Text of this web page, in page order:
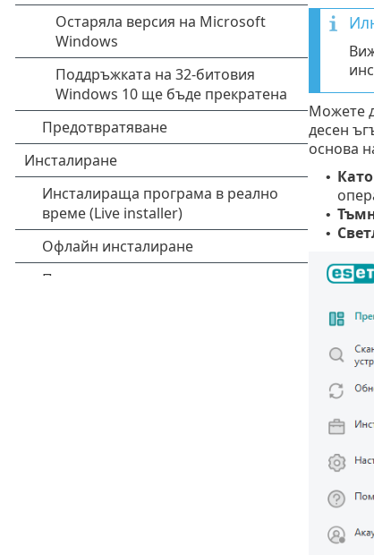
Можете
десен
основа
•
•
•